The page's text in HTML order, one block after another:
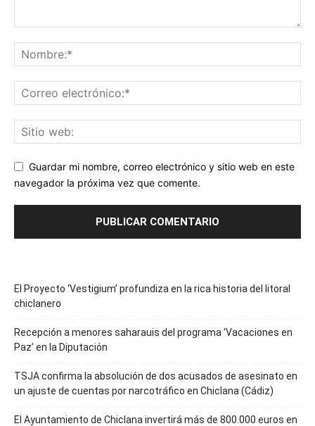
Guardar mi nombre, correo electrónico y sitio web en este
navegador la próxima vez que comente.
El Proyecto ‘Vestigium’ profundiza en la rica historia del litoral
chiclanero
Recepción a menores saharauis del programa ‘Vacaciones en
Paz’ en la Diputación
TSJA confirma la absolución de dos acusados de asesinato en
un ajuste de cuentas por narcotráfico en Chiclana (Cádiz)
El Ayuntamiento de Chiclana invertirá más de 800.000 euros en